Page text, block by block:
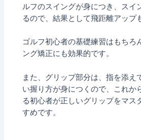
ルフのスイングが身につき、スイ
るので、結果として飛距離アップ
ゴルフ初心者の基礎練習はもちろ
ング矯正にも効果的です。
また、グリップ部分は、指を添え
い握り方が身につくので、これか
る初心者が正しいグリップをマス
すめです。